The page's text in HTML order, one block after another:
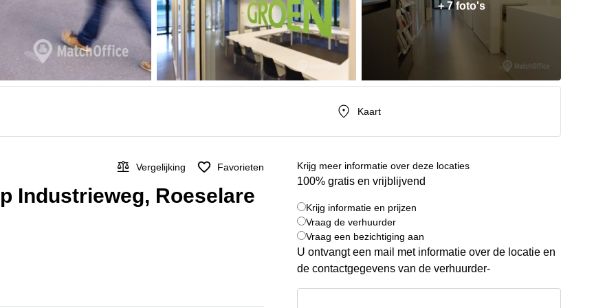
+ 7 foto's
Kaart
Vergelijking Favorieten
Industrieweg, Roeselare
Krijg meer informatie over deze locaties
100% gratis en vrijblijvend
Krijg informatie en prijzen
Vraag de verhuurder
Vraag een bezichtiging aan
U ontvangt een mail met informatie over de locatie en
de contactgegevens van de verhuurder-